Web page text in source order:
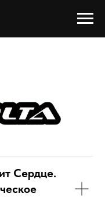
Сердце.